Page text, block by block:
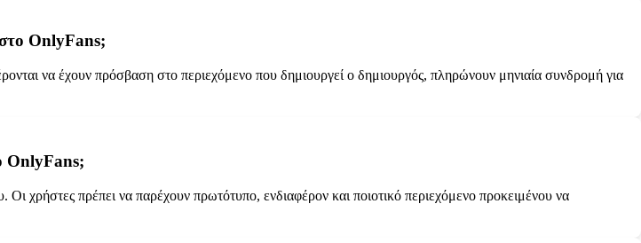
στο OnlyFans;
να έχουν πρόσβαση στο περιεχόμενο που δημιουργεί ο δημιουργός, πληρώνουν μηνιαία συνδρομή για
OnlyFans;
Οι χρήστες πρέπει να παρέχουν πρωτότυπο, ενδιαφέρον και ποιοτικό περιεχόμενο προκειμένου να